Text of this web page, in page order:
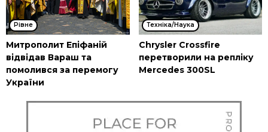
Рівне
Митрополит Епіфаній
відвідав Вараш та
помолився за перемогу
України
Техніка/Наука
Chrysler Crossfire
перетворили на репліку
Mercedes 300SL